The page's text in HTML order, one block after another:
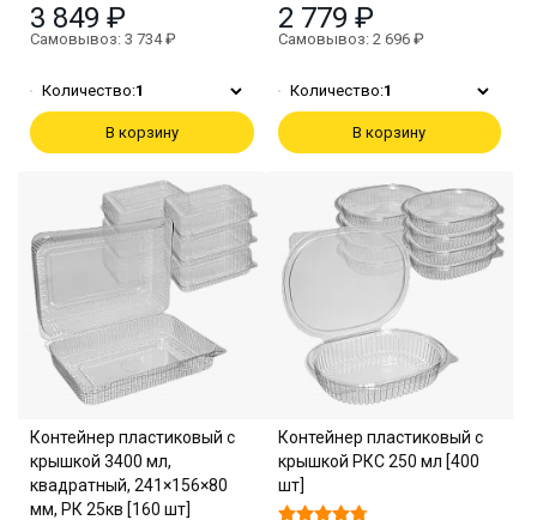
3 849 ₽
Самовывоз: 3 734 ₽
Количество:1
В корзину
2 779 ₽
Самовывоз: 2 696 ₽
Количество:1
В корзину
Контейнер пластиковый с
крышкой 3400 мл,
квадратный, 241×156×80
мм, РК 25кв [160 шт]
Контейнер пластиковый с
крышкой РКС 250 мл [400
шт]